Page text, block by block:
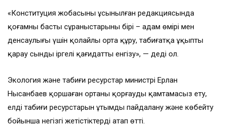
«Конституция жобасының ұсынылған редакциясында
қоғамның басты сұраныстарының бірі – адам өмірі мен
денсаулығы үшін қолайлы орта құру, табиғатқа ұқыпты
қарау сынды іргелі қағидатты енгізу», — деді ол.
Экология және табиғи ресурстар министрі Ерлан
Нысанбаев қоршаған ортаны қорғауды қамтамасыз ету,
елдің табиғи ресурстарын ұтымды пайдалану және көбейту
бойынша негізгі жетістіктерді атап өтті.